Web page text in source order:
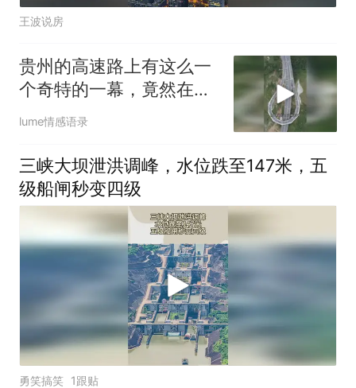
王波说房
贵州的高速路上有这么一
个奇特的一幕，竟然在这
里修了一个
lume情感语录
三峡大坝泄洪调峰，水位跌至147米，五
级船闸秒变四级
勇笑搞笑 1跟贴